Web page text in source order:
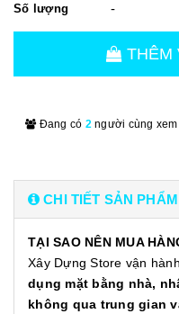
Số lượng -
THÊM
Đang có 2 người cùng
CHI TIẾT SẢN PHẨM
TẠI SAO NÊN MUA
Xây Dựng Store vận
dụng mặt bằng nhà,
không qua trung gian